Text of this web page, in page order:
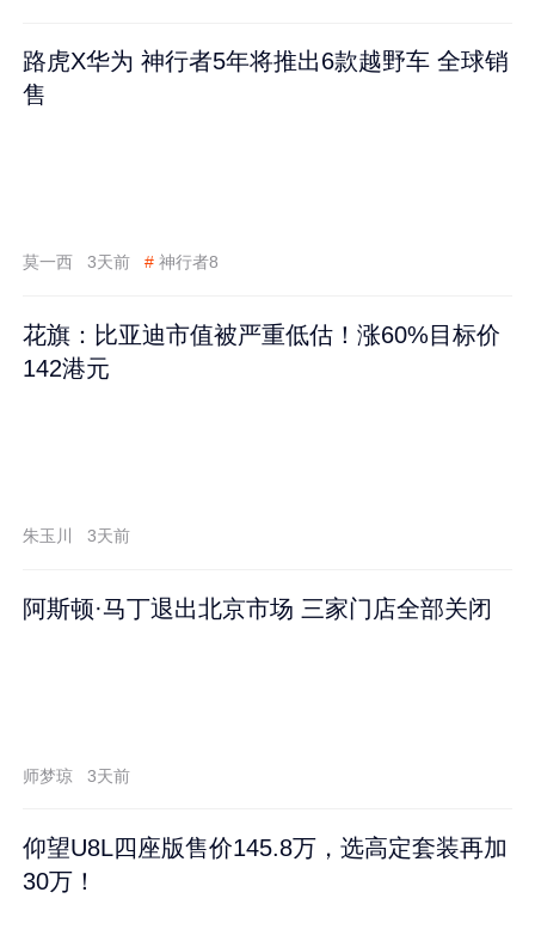
路虎X华为 神行者5年将推出6款越野车 全球销
售
莫一西 3天前 # 神行者8
花旗：比亚迪市值被严重低估！涨60%目标价
142港元
朱玉川 3天前
阿斯顿·马丁退出北京市场 三家门店全部关闭
师梦琼 3天前
仰望U8L四座版售价145.8万，选高定套装再加
30万！